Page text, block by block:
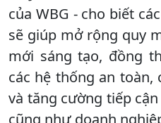
của WBG - cho biết
sẽ giúp mở rộng quy
mới sáng tạo, đồng
các hệ thống an
và tăng cường tiếp
cũng như doanh